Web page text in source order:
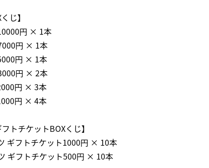
じ】
円 × 1本
円 × 1本
円 × 1本
円 × 2本
円 × 3本
円 × 4本
トチケットBOXくじ】
ギフトチケット1000円 × 10本
ギフトチケット500円 × 10本